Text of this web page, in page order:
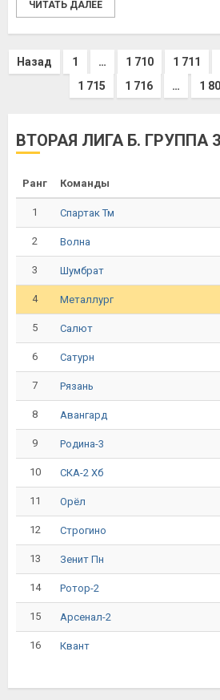
ЧИТАТЬ ДАЛЕЕ
Назад 1 … 1 710 1 711
1 715
1 716 … 1
ВТОРАЯ ЛИГА Б. ГРУППА 3
Ранг Команды
1 Спартак Тм
2 Волна
3 Шумбрат
4 Металлург
5 Салют
6 Сатурн
7 Рязань
8 Авангард
9 Родина-3
10 СКА-2 Хб
11 Орёл
12 Строгино
13 Зенит Пн
14 Ротор-2
15 Арсенал-2
16 Квант